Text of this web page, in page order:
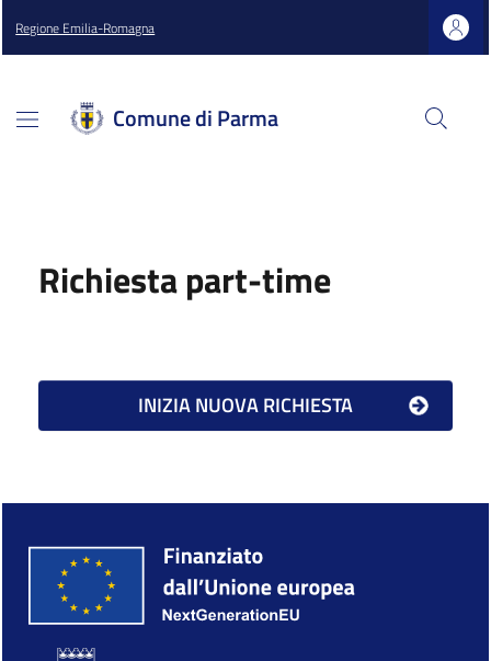
Regione Emilia-Romagna
Comune di Parma
Richiesta part-time